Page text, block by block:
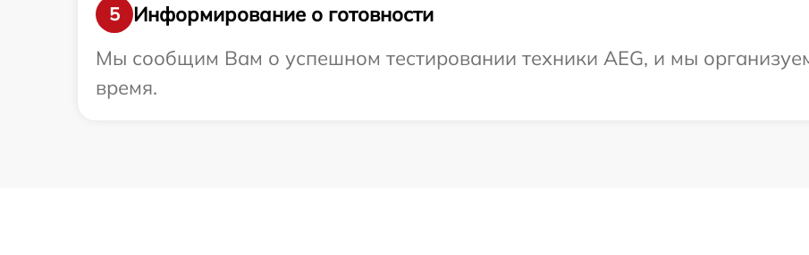
5
Информирование о готовности
Мы сообщим Вам о успешном тестировании техники AEG, и мы
время.